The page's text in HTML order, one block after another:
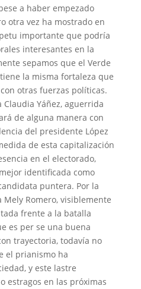
a haber empezado
otra vez ha mostrado en
importante que podría
interesantes en la
sepamos que el Verde
la misma fortaleza que
otras fuerzas políticas.
Claudia Yáñez, aguerrida
de alguna manera con
del presidente López
de esta capitalización
en el electorado,
identificada como
puntera. Por la
Mely Romero, visiblemente
frente a la batalla
es per se una buena
trayectoria, todavía no
el prianismo ha
y este lastre
estragos en las próximas